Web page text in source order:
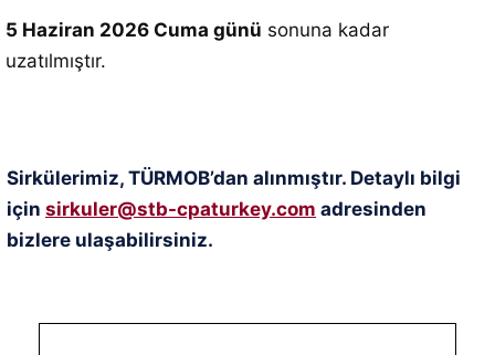
5 Haziran 2026 Cuma günü sonuna kadar
uzatılmıştır.
Sirkülerimiz, TÜRMOB’dan alınmıştır. Detaylı bilgi
için sirkuler@stb-cpaturkey.com adresinden
bizlere ulaşabilirsiniz.